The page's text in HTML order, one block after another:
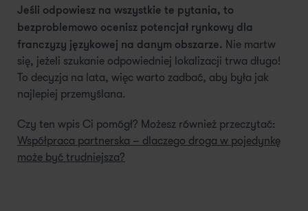
Jeśli odpowiesz na wszystkie te pytania, to
bezproblemowo ocenisz potencjał rynkowy dla
franczyzy językowej na danym obszarze. Nie martw
się, jeżeli szukanie odpowiedniej lokalizacji trwa długo!
To decyzja na lata, więc warto zadbać, aby była jak
najlepiej przemyślana.
Czy ten wpis Ci pomógł? Możesz również przeczytać:
Współpraca partnerska – dlaczego droga w pojedynkę
może być trudniejsza?